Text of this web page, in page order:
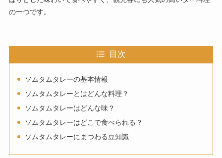
の一つです。
目次
ソムタムタレーの基本情報
ソムタムタレーとはどんな料理？
ソムタムタレーはどんな味？
ソムタムタレーはどこで食べられる？
ソムタムタレーにまつわる豆知識